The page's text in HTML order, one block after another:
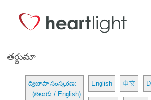
తర్జుమా
ద్విభాషా సంస్కరణ:
(తెలుగు / English)
English 中文